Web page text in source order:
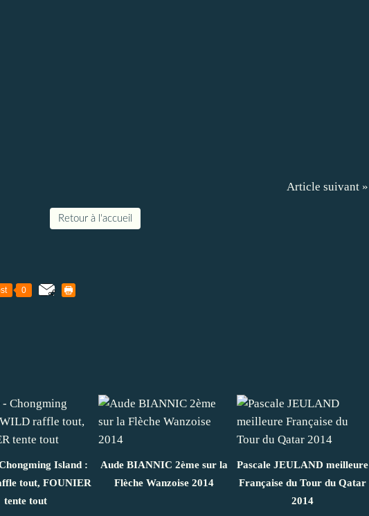
Article suivant »
Retour à l'accueil
0
Island :
tout, FOUNIER
tente tout
Aude BIANNIC 2ème sur la
Flèche Wanzoise 2014
Pascale JEULAND meilleure
Française du Tour du Qatar
2014